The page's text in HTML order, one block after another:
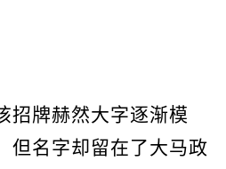
招牌赫然大字逐渐模
但名字却留在了大马政